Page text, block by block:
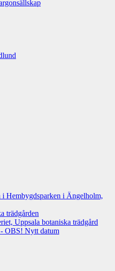
i Hembygdsparken i Ängelholm,
trädgården
Uppsala botaniska trädgård
OBS! Nytt datum